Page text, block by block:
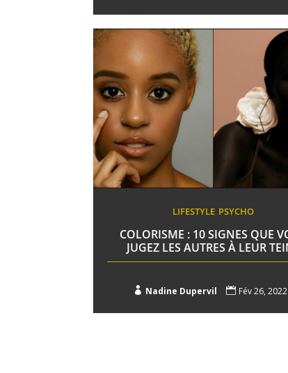
LIFESTYLE PSYCHO
COLORISME : 10 SIGNES QUE
JUGEZ LES AUTRES À LEUR
 Nadine Dupervil  Fév 26, 2022